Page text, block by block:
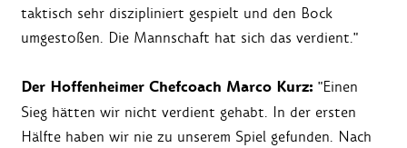
taktisch sehr diszipliniert gespielt und den Bock
umgestoßen. Die Mannschaft hat sich das verdient."
Der Hoffenheimer Chefcoach Marco Kurz: "Einen
Sieg hätten wir nicht verdient gehabt. In der ersten
Hälfte haben wir nie zu unserem Spiel gefunden. Nach